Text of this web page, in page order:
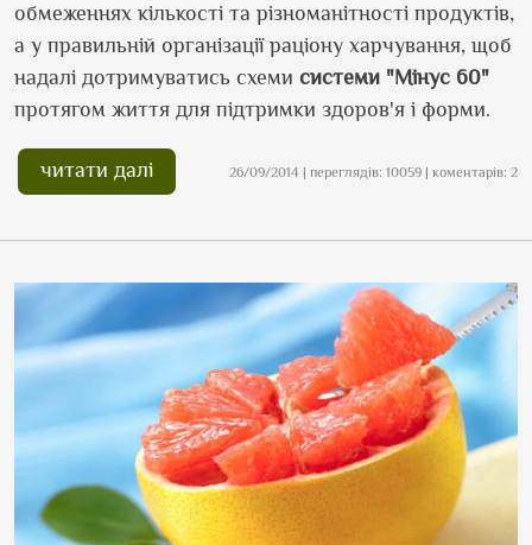
обмеженнях кількості та різноманітності продуктів,
а у правильній організації раціону харчування, щоб
надалі дотримуватись схеми системи "Мінус 60"
протягом життя для підтримки здоров'я і форми.
читати далі 26/09/2014 | переглядів: 10059 | коментарів: 2